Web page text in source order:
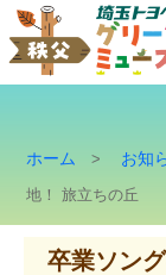
ホーム > お知
地！ 旅立ちの丘
卒業ソン